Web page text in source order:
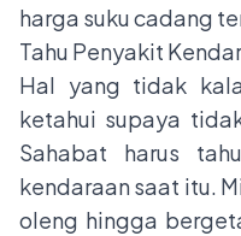
harga suku cadang
Tahu Penyakit
Hal yang tidak
ketahui supaya
Sahabat harus
kendaraan saat itu.
oleng hingga